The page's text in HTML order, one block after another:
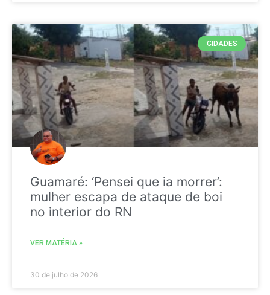
CIDADES
Guamaré: ‘Pensei que ia morrer’:
mulher escapa de ataque de boi
no interior do RN
VER MATÉRIA »
30 de julho de 2026